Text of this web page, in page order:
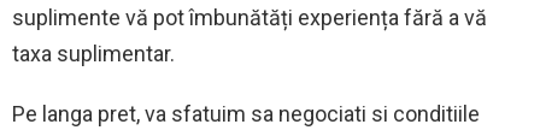
suplimente vă pot îmbunătăți experiența fără a vă
taxa suplimentar.
Pe langa pret, va sfatuim sa negociati si conditiile